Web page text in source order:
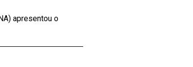
apresentou o